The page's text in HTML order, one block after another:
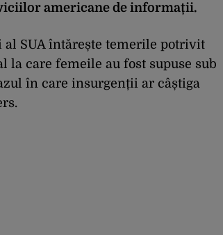
americane de informații.
SUA întărește temerile potrivit
care femeile au fost supuse sub
în care insurgenții ar câștiga